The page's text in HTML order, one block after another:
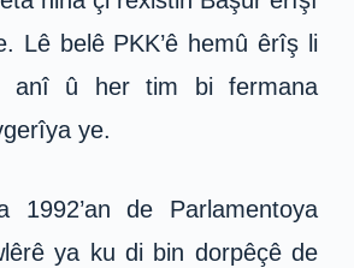
Lê belê PKK’ê hemû êrîş li
anî û her tim bi fermana
ye.
1992’an de Parlamentoya
ya ku di bin dorpêçê de